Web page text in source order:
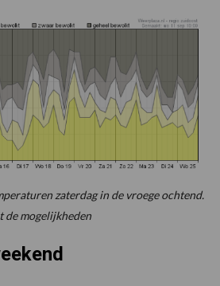
zaterdag in de vroege ochtend.
de mogelijkheden